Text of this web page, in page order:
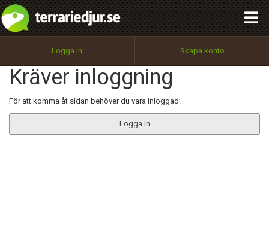
Logga in Skapa konto
Kräver inloggning
För att komma åt sidan behöver du vara inloggad!
Logga in
Utför
100%
OK
integritetspolicy
Namn:
Epost:
Begär nytt lösenord
Tillbaka till förstasidan